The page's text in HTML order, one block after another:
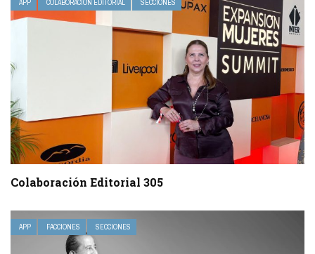
APP COLABORACIÓN EDITORIAL SECCIONES
Colaboración Editorial 305
APP FACCIONES SECCIONES